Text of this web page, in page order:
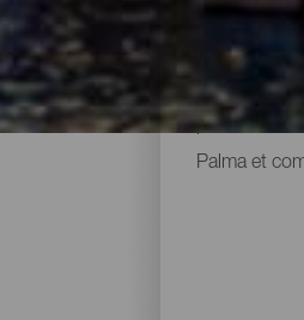
Au-delà
est facile de
production
Palma et